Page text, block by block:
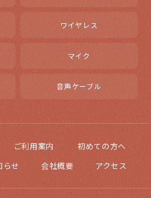
ワイヤレス
マイク
音声ケーブル
ご利用案内
初めての方へ
らせ 会社概要 アクセス